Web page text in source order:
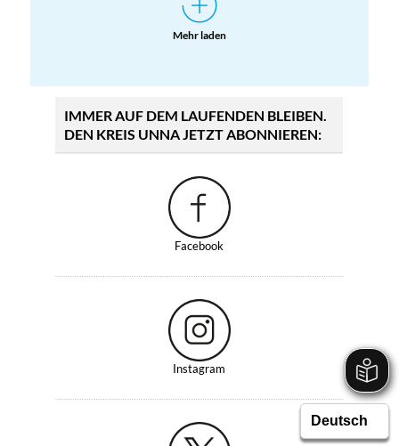
Mehr laden
IMMER AUF DEM LAUFENDEN BLEIBEN.
DEN KREIS UNNA JETZT ABONNIEREN:
Facebook
Instagram